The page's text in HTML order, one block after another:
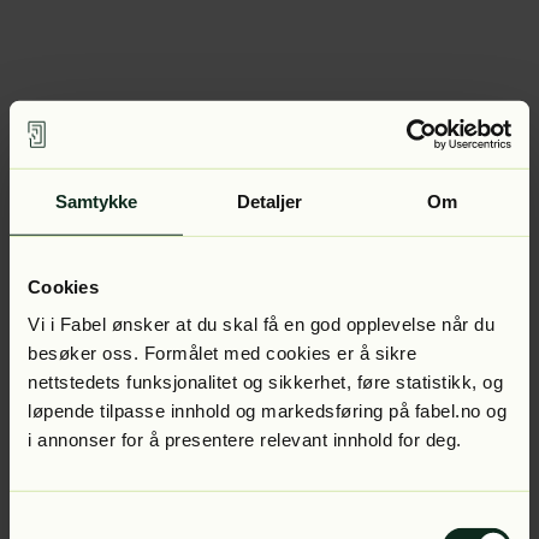
Samtykke Detaljer Om
Cookies
Vi i Fabel ønsker at du skal få en god opplevelse når du
besøker oss. Formålet med cookies er å sikre
nettstedets funksjonalitet og sikkerhet, føre statistikk, og
løpende tilpasse innhold og markedsføring på fabel.no og
i annonser for å presentere relevant innhold for deg.